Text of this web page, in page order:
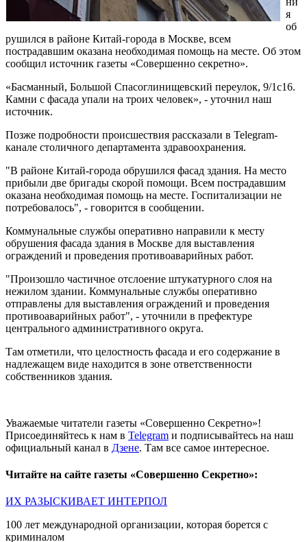
я
об
рушился в районе Китай-города в Москве, всем
пострадавшим оказана необходимая помощь на месте. Об этом
сообщил источник газеты «Совершенно секретно».
«Басманный, Большой Спасоглинищевский переулок, 9/1с16.
Камни с фасада упали на троих человек», - уточнил наш
источник.
Позже подробности происшествия рассказали в Telegram-
канале столичного департамента здравоохранения.
"В районе Китай-города обрушился фасад здания. На место
прибыли две бригады скорой помощи. Всем пострадавшим
оказана необходимая помощь на месте. Госпитализации не
потребовалось", - говорится в сообщении.
Коммунальные службы оперативно направили к месту
обрушения фасада здания в Москве для выставления
ограждений и проведения противоаварийных работ.
"Произошло частичное отслоение штукатурного слоя на
нежилом здании. Коммунальные службы оперативно
отправлены для выставления ограждений и проведения
противоаварийных работ", - уточнили в префектуре
центрального административного округа.
Там отметили, что целостность фасада и его содержание в
надлежащем виде находится в зоне ответственности
собственников здания.
Уважаемые читатели газеты «Совершенно Секретно»!
Присоединяйтесь к нам в Telegram и подписывайтесь на наш
официальный канал в Дзене. Там все самое интересное.
Читайте на сайте газеты «Совершенно Секретно»:
ИХ РАЗЫСКИВАЕТ ИНТЕРПОЛ
100 лет международной организации, которая борется с
криминалом